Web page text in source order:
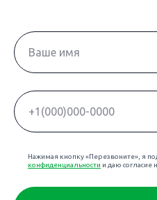
Нажимая кнопку «Перезвоните», я
конфиденциальности и даю согласие